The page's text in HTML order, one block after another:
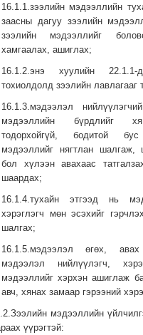
16.1.1.зээлийн мэдээллийн
заасны дагуу зээлийн
зээлийн мэдээллийг
хамгаалах, ашиглах;
16.1.2.энэ хуулийн 22.1.1-
тохиолдолд зээлийн лавлагааг
16.1.3.мэдээлэл
мэдээллийн бүрдлийг
тодорхойгүй, бодитой
мэдээллийг нягтлан шалгаж,
бол хүлээн авахаас
шаардах;
16.1.4.тухайн этгээд нь
хэрэглэгч мөн эсэхийг
шалгах;
16.1.5.мэдээлэл өгөх, авах
мэдээлэл нийлүүлэгч,
мэдээллийг хэрхэн ашиглаж
авч, хянах замаар гэрээний
мэдээллийн
үүрэгтэй: